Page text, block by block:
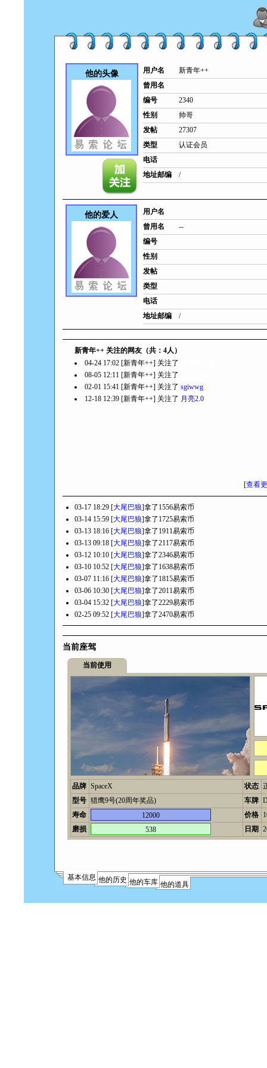
他的头像 用户名
新青年++
曾用名
编号
2340
性别
帅哥
发帖
27307
类型
认证会员
电话
地址邮编
/
他的爱人
用户名
曾用名
--
编号
性别
发帖
类型
电话
地址邮编
/
新青年++ 关注的网友（共：4人）
04-24 17:02 [新青年++] 关注了
08-05 12:11 [新青年++] 关注了
02-01 15:41 [新青年++] 关注了 sgiwwg
12-18 12:39 [新青年++] 关注了 月亮2.0
[查看
03-17 18:29 [大尾巴狼]拿了1556易索币
03-14 15:59 [大尾巴狼]拿了1725易索币
03-13 18:16 [大尾巴狼]拿了1911易索币
03-13 09:18 [大尾巴狼]拿了2117易索币
03-12 10:10 [大尾巴狼]拿了2346易索币
03-10 10:52 [大尾巴狼]拿了1638易索币
03-07 11:16 [大尾巴狼]拿了1815易索币
03-06 10:30 [大尾巴狼]拿了2011易索币
03-04 15:32 [大尾巴狼]拿了2229易索币
02-25 09:52 [大尾巴狼]拿了2470易索币
当前座驾
当前使用
品牌 SpaceX 状态
型号 猎鹰9号(20周年奖品) 车牌
寿命
12000 价格
磨损
538 日期
基本信息 他的历史 他的车库 他的道具